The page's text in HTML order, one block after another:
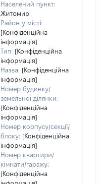
Населений пункт:
Житомир
Район у місті:
[Конфіденційна
інформація]
Тип: [Конфіденційна
інформація]
Назва: [Конфіденційна
інформація]
Номер будинку/
земельної ділянки:
[Конфіденційна
інформація]
Номер корпусу/секції/
блоку: [Конфіденційна
інформація]
Номер квартири/
кімнати/гаражу:
[Конфіденційна